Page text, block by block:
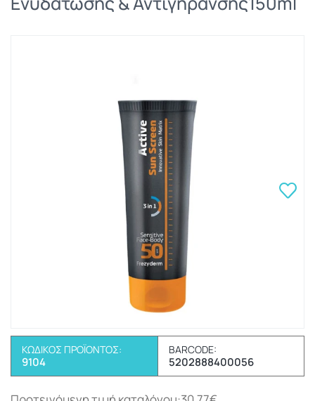
ΚΩΔΙΚΌΣ ΠΡΟΪΌΝΤΟΣ:
9104
BARCODE:
5202888400056